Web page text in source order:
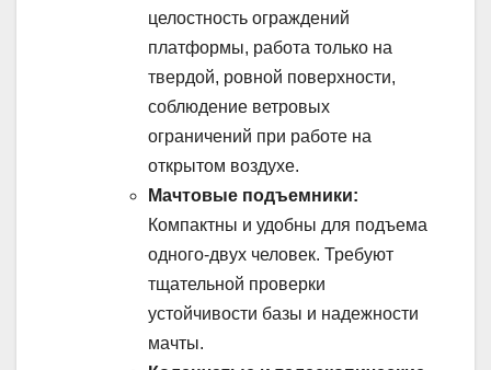
целостность ограждений
платформы, работа только на
твердой, ровной поверхности,
соблюдение ветровых
ограничений при работе на
открытом воздухе.
Мачтовые подъемники:
Компактны и удобны для подъема
одного-двух человек. Требуют
тщательной проверки
устойчивости базы и надежности
мачты.